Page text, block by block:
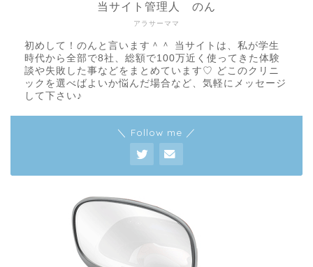
アラサーママ
当サイト管理人 のん
初めして！のんと言います＾＾ 当サイトは、私が学生
時代から全部で8社、総額で100万近く使ってきた体験
談や失敗した事などをまとめています♡ どこのクリニ
ックを選べばよいか悩んだ場合など、気軽にメッセージ
して下さい♪
＼ Follow me ／